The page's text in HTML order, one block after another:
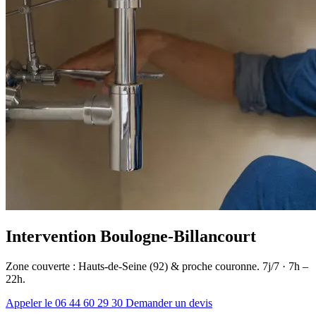
Intervention Boulogne-Billancourt
Zone couverte : Hauts-de-Seine (92) & proche couronne. 7j/7 · 7h –
22h.
Appeler le 06 44 60 29 30 Demander un devis